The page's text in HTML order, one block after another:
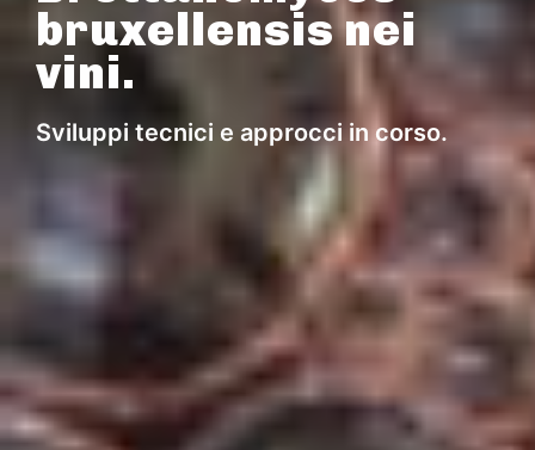
bruxellensis nei
vini.
Sviluppi tecnici e approcci in corso.